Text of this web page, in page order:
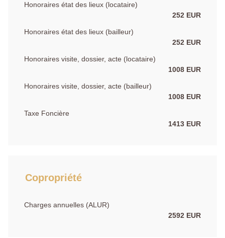
Honoraires état des lieux (locataire)
252 EUR
Honoraires état des lieux (bailleur)
252 EUR
Honoraires visite, dossier, acte (locataire)
1008 EUR
Honoraires visite, dossier, acte (bailleur)
1008 EUR
Taxe Foncière
1413 EUR
Copropriété
Charges annuelles (ALUR)
2592 EUR